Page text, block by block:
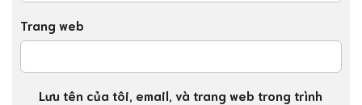
Trang web
Lưu tên của tôi, email, và trang web trong trình